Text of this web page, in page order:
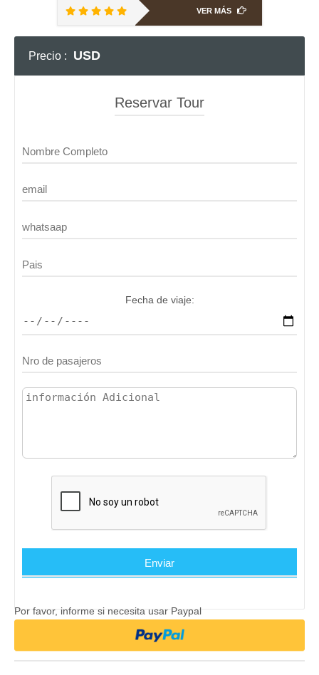
VER MÁS
Precio : USD
Reservar Tour
Fecha de viaje:
Por favor, informe si necesita usar Paypal